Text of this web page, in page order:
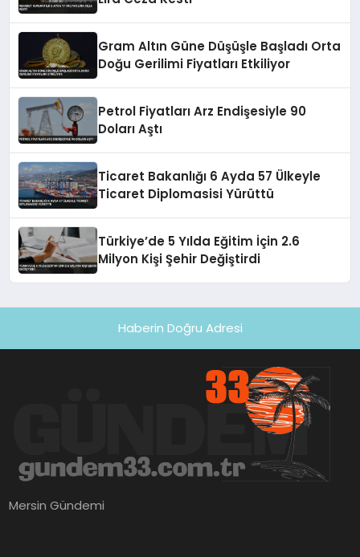
Gram Altın Güne Düşüşle Başladı Orta
Doğu Gerilimi Fiyatları Etkiliyor
Petrol Fiyatları Arz Endişesiyle 90
Doları Aştı
Ticaret Bakanlığı 6 Ayda 57 Ülkeyle
Ticaret Diplomasisi Yürüttü
Türkiye’de 5 Yılda Eğitim İçin 2.6
Milyon Kişi Şehir Değiştirdi
Haberin Doğru Adresi
Mersin Gündemi